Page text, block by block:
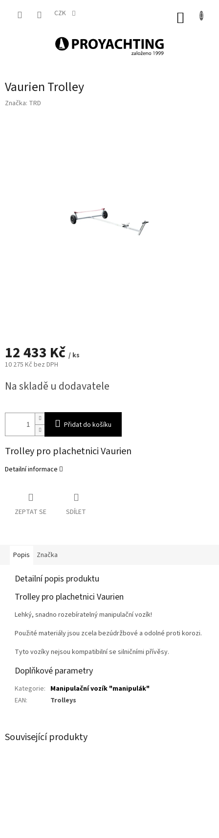
CZK
Vaurien Trolley
Značka: TRD
12 433 Kč / ks
10 275 Kč bez DPH
cena:
Na skladě u dodavatele
Přidat do košíku
Trolley pro plachetnici Vaurien
Detailní informace
ZEPTAT SE SDÍLET
Související produkty
Popis Značka
Detailní popis produktu
Trolley pro plachetnici Vaurien
Lehký, snadno rozebíratelný manipulační vozík!
Použité materiály jsou zcela bezúdržbové a odolné proti korozi.
Tyto vozíky nejsou kompatibilní se silničními přívěsy.
Doplňkové parametry
Kategorie: Manipulační vozík "manipulák"
EAN: Trolleys